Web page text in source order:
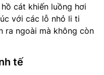
cát khiến luồng hơi
với các lỗ nhỏ li ti
ra ngoài mà không còn
tế